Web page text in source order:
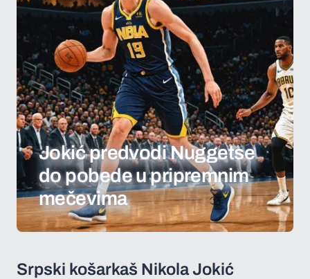
Jokić predvodi Nuggetse
do pobede u pripremnim
mečevima
Srpski košarkaš Nikola Jokić